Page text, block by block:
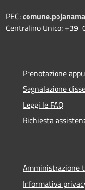
PEC:
Centralino Unico: +39
Prenotazione
Segnalazione
Leggi le FAQ
Richiesta
Amministrazione
Informativa